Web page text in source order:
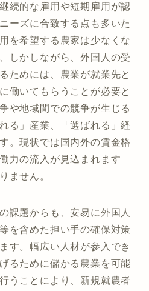
続的な雇用や短期雇用が認
ーズに合致する点も多いた
を希望する農家は少なくな
しかしながら、外国人の受
ためには、農業が就業先と
働いてもらうことが必要と
や地域間での競争が生じる
る」産業、「選ばれる」経
。現状では国内外の賃金格
力の流入が見込まれます
ません。
課題からも、安易に外国人
を含めた担い手の確保対策
す。幅広い人材が参入でき
るために儲かる農業を可能
うことにより、新規就農者